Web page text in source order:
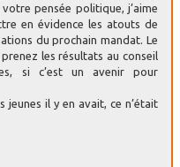
pensée politique, j’aime
en évidence les atouts de
du prochain mandat. Le
les résultats au conseil
si c’est un avenir pour
jeunes il y en avait, ce n’était